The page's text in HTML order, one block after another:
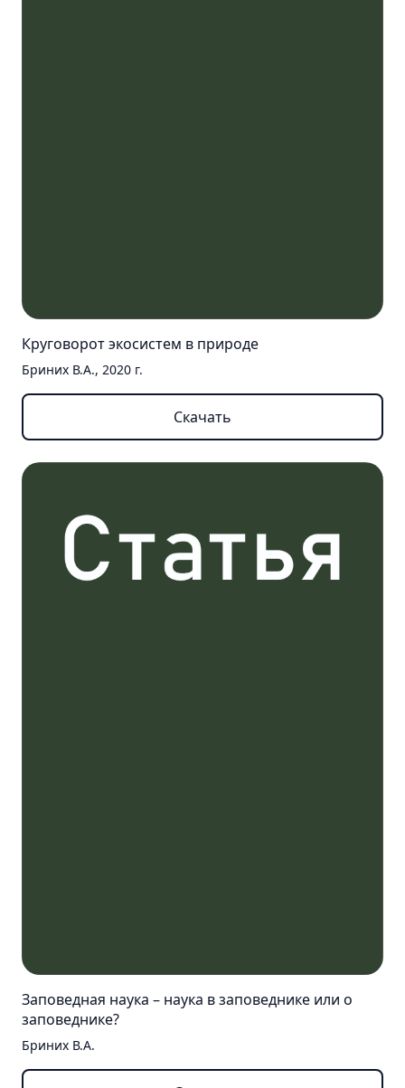
Круговорот экосистем в природе
Бриних В.А., 2020 г.
Скачать
Заповедная наука – наука в заповеднике или о
заповеднике?
Бриних В.А.